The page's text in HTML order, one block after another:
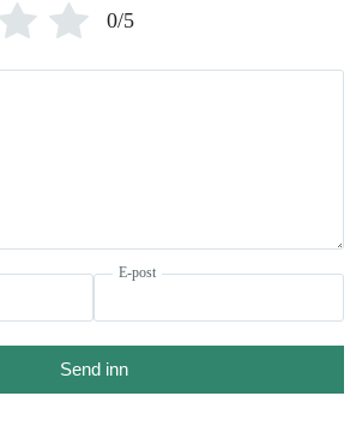
0/5
E-post
Send inn